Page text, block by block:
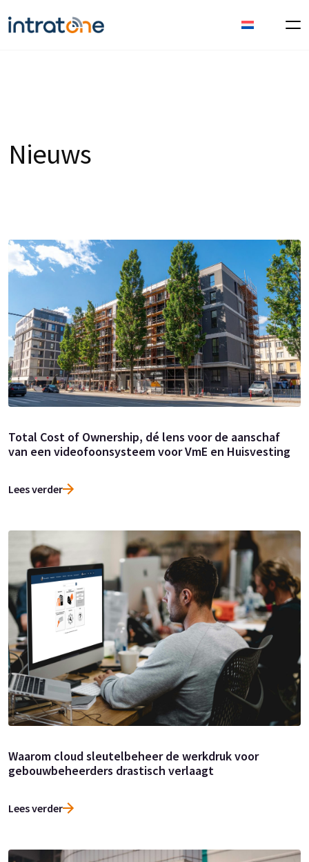
Nieuws
Total Cost of Ownership, dé lens voor de aanschaf
van een videofoonsysteem voor VmE en Huisvesting
Lees verder
Waarom cloud sleutelbeheer de werkdruk voor
gebouwbeheerders drastisch verlaagt
Lees verder